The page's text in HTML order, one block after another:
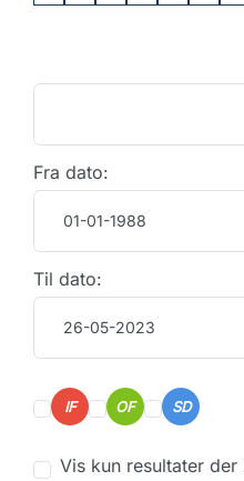
Fra dato:
Til dato:
IF OF SD
Vis kun resultater